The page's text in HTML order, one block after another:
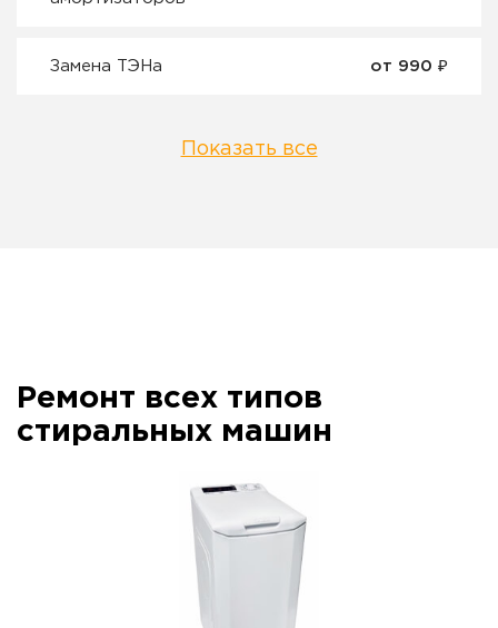
Замена ТЭНа от 990 ₽
Показать все
Ремонт всех типов
стиральных машин